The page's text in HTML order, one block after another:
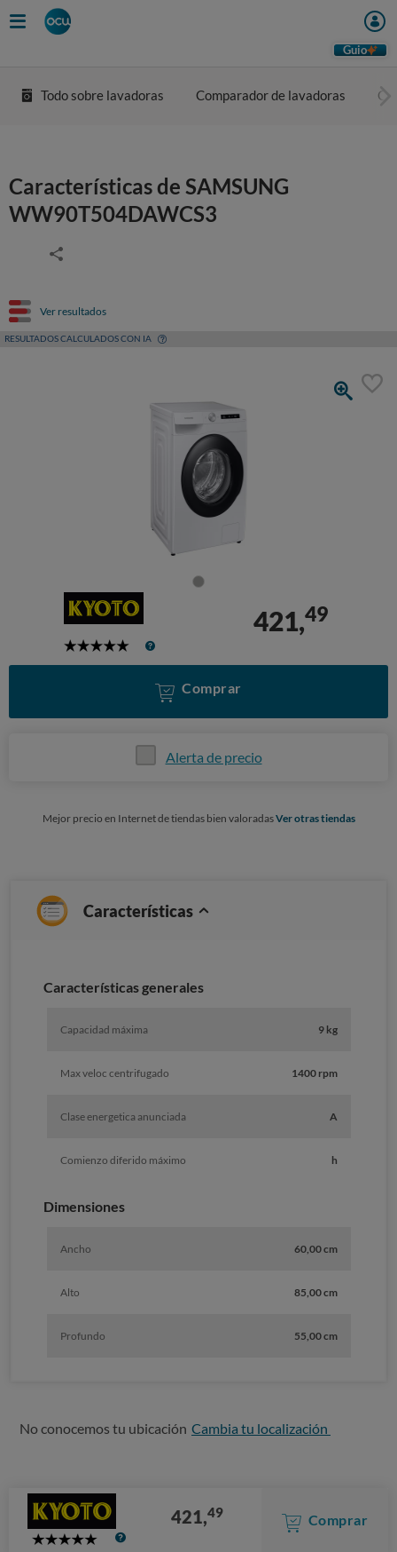
Guio
Todo sobre lavadoras Comparador de lavadoras
Características de SAMSUNG
WW90T504DAWCS3
Ver resultados
RESULTADOS CALCULADOS CON IA
5
421,49
Comprar
Alerta de precio
Mejor precio en Internet de tiendas bien valoradasVer otras tiendas
Características
Características generales
Capacidad máxima 9 kg
Max veloc centrifugado 1400 rpm
Clase energetica anunciada A
Comienzo diferido máximo h
Dimensiones
Ancho 60,00 cm
Alto 85,00 cm
Profundo 55,00 cm
No conocemos tu ubicación Cambia tu localización
5
421,49 Comprar